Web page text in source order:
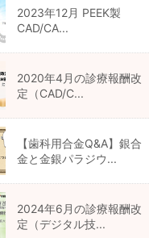
2023年12月 PEEK製
CAD/CA...
2020年4月の診療報酬改
定（CAD/C...
【歯科用合金Q&A】銀合
金と金銀パラジウ...
2024年6月の診療報酬改
定（デジタル技...